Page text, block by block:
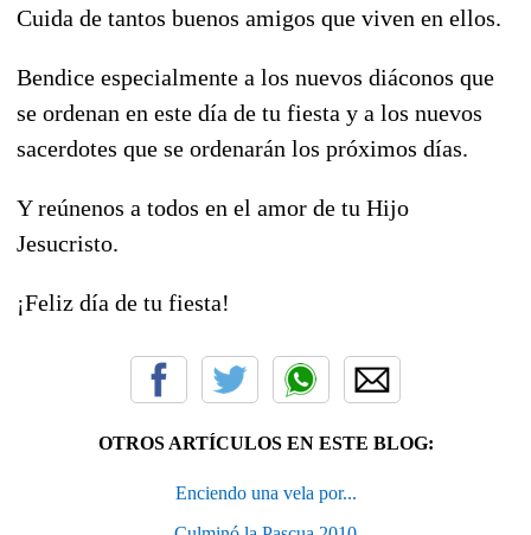
Cuida de tantos buenos amigos que viven en ellos.
Bendice especialmente a los nuevos diáconos que
se ordenan en este día de tu fiesta y a los nuevos
sacerdotes que se ordenarán los próximos días.
Y reúnenos a todos en el amor de tu Hijo
Jesucristo.
¡Feliz día de tu fiesta!
OTROS ARTÍCULOS EN ESTE BLOG:
Enciendo una vela por...